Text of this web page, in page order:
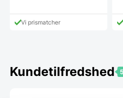
vare
vælges
på
Vi prismatcher
Kundetilfredshed